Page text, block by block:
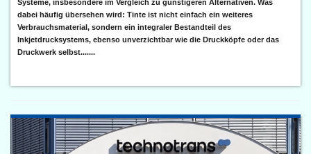
Systeme, insbesondere im Vergleich zu günstigeren Alternativen. Was
dabei häufig übersehen wird: Tinte ist nicht einfach ein weiteres
Verbrauchsmaterial, sondern ein integraler Bestandteil des
Inkjetdrucksystems, ebenso unverzichtbar wie die Druckköpfe oder das
Druckwerk selbst.......